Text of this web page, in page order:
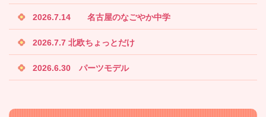
2026.7.14 名古屋のなごやか中学
2026.7.7 北欧ちょっとだけ
2026.6.30 パーツモデル